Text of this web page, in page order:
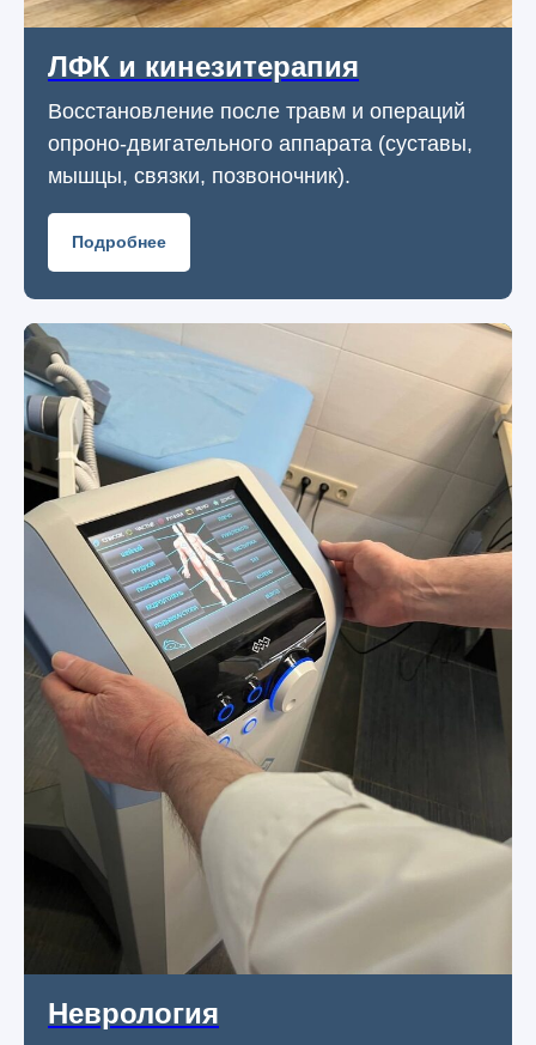
ЛФК и кинезитерапия
Восстановление после травм и операций
опроно-двигательного аппарата (суставы,
мышцы, связки, позвоночник).
Подробнее
Неврология